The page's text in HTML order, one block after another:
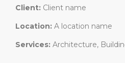
Client: Client name
Location: A location name
Services: Architecture,